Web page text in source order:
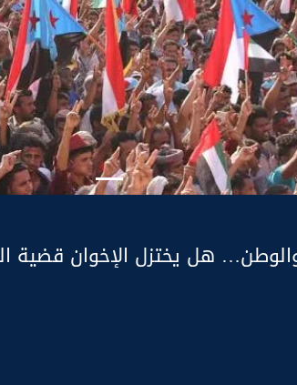
هل يختزل الإخوان